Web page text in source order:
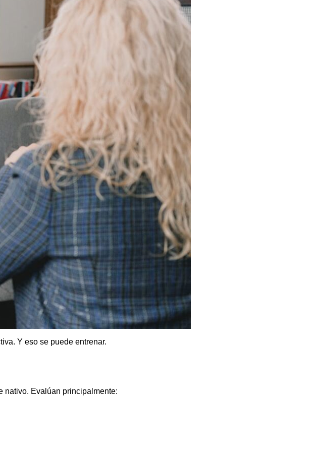
Y eso se puede entrenar.
nativo. Evalúan principalmente: